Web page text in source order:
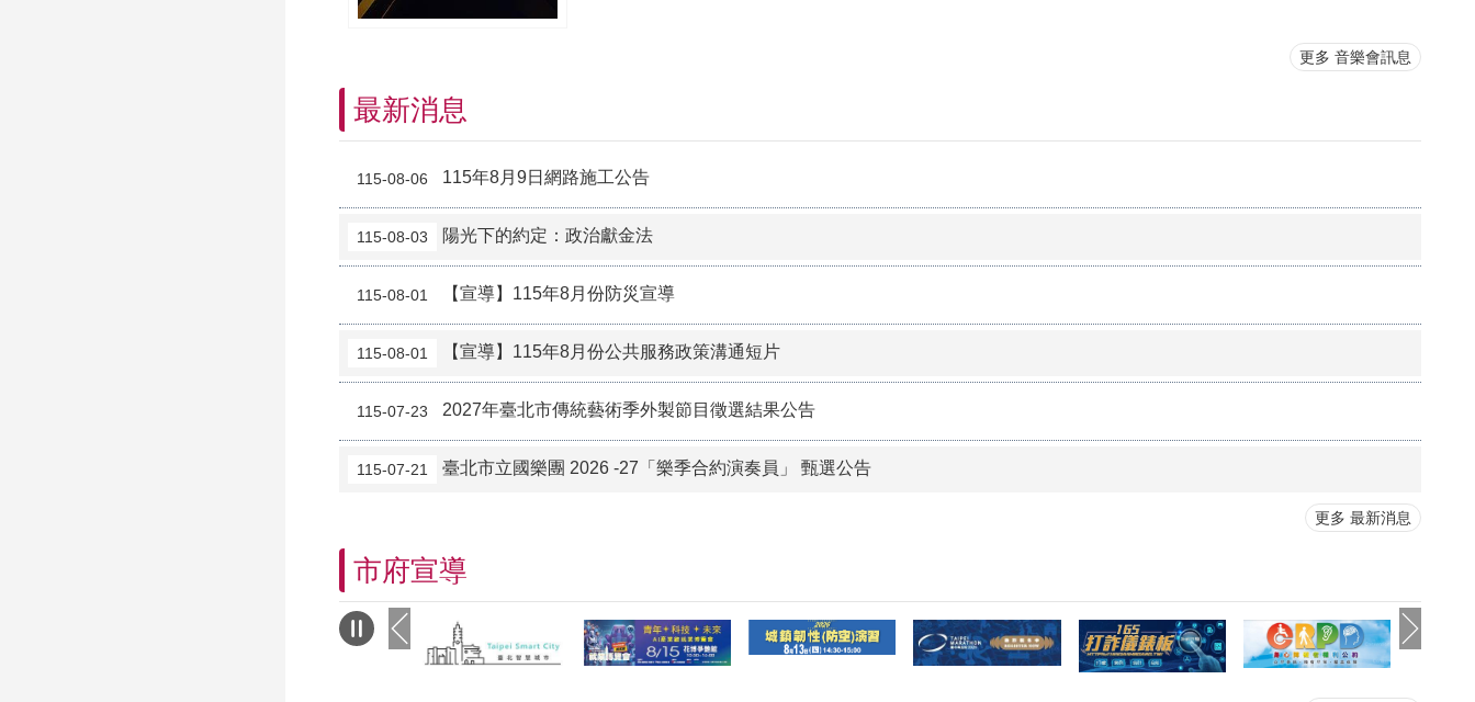
更多 音樂會訊息
最新消息
115-08-06 115年8月9日網路施工公告
115-08-03 陽光下的約定：政治獻金法
115-08-01 【宣導】115年8月份防災宣導
115-08-01 【宣導】115年8⽉份公共服務政策溝通短⽚
115-07-23 2027年臺北市傳統藝術季外製節目徵選結果公告
115-07-21 臺北市立國樂團 2026 -27「樂季合約演奏員」 甄選公告
更多 最新消息
市府宣導